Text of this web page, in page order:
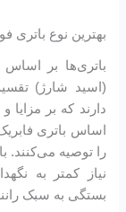
بهترین نوع باتری
باتری‌ها بر
(اسید شارژ)
دارند که بر مزایا
اساس باتری
را توصیه می‌کنند.
نیاز کمتر به
بستگی به سبک